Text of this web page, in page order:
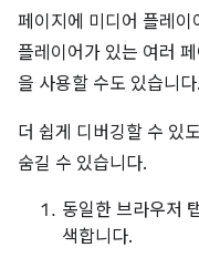
페이지에 미디어 플레이
플레이어가 있는 여러
을 사용할 수도 있습니다.
더 쉽게 디버깅할 수 있
숨길 수 있습니다.
동일한 브라우저
색합니다.